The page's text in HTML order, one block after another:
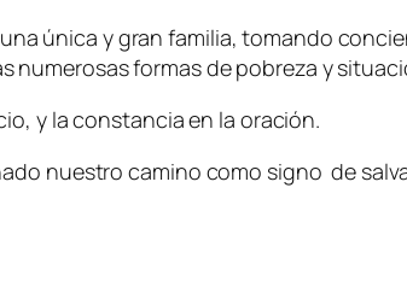
única y gran familia, tomando
numerosas formas de pobreza y
y la constancia en la oración.
nuestro camino como signo de